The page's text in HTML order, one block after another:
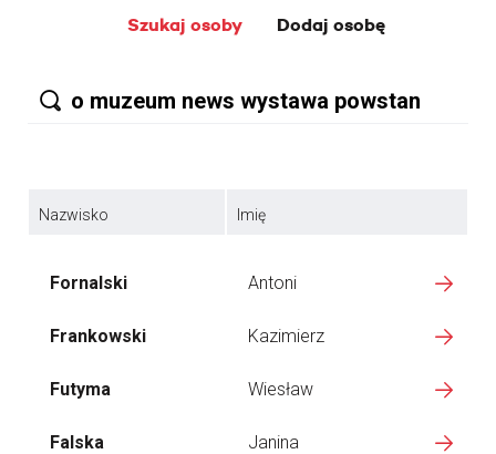
Szukaj osoby
Dodaj osobę
Nazwisko Imię
Fornalski Antoni
Frankowski Kazimierz
Futyma Wiesław
Falska Janina